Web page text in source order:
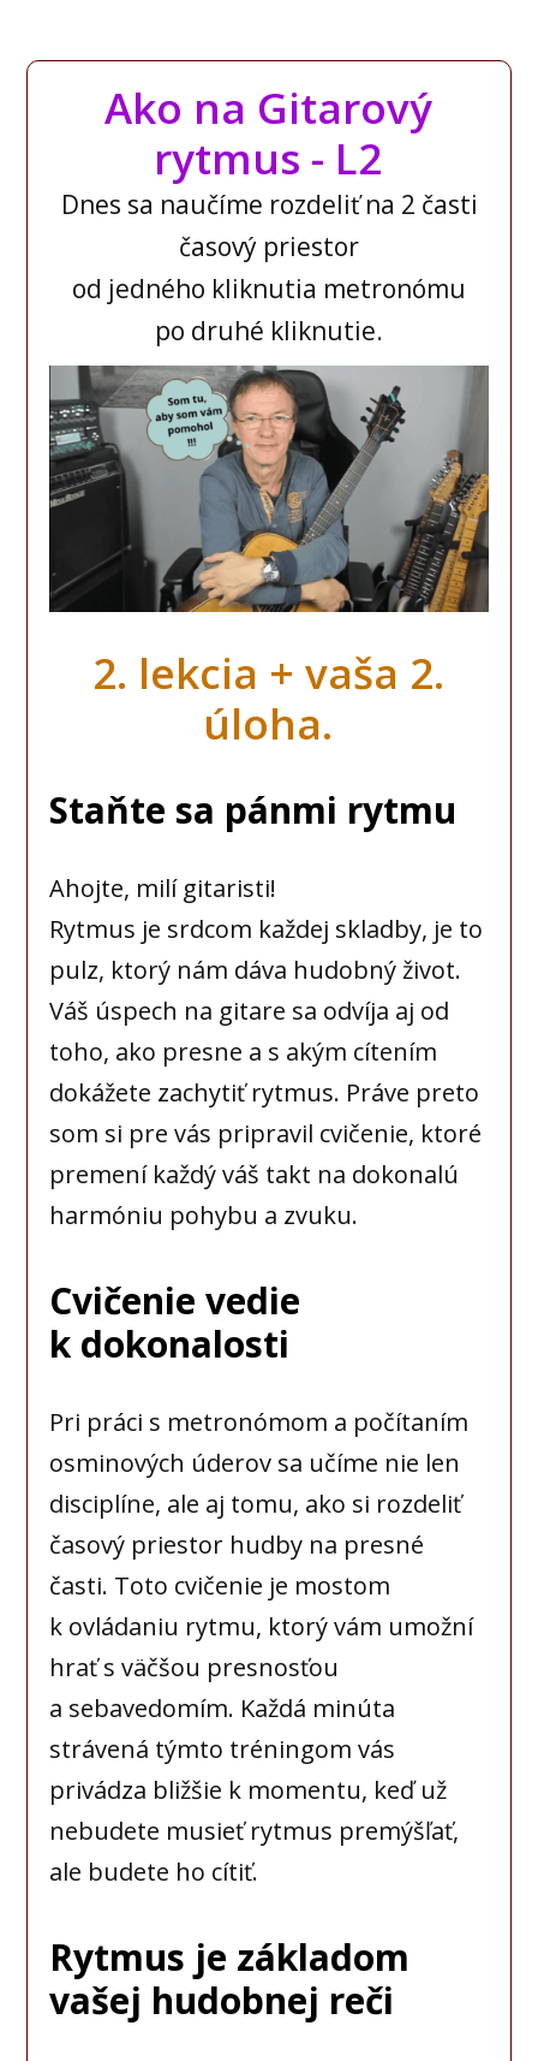
Ako na Gitarový
rytmus - L2
Dnes sa naučíme rozdeliť na 2 časti
časový priestor
od jedného kliknutia metronómu
po druhé kliknutie.
2. lekcia + vaša 2.
úloha.
Staňte sa pánmi rytmu
Ahojte, milí gitaristi!
Rytmus je srdcom každej skladby, je to
pulz, ktorý nám dáva hudobný život.
Váš úspech na gitare sa odvíja aj od
toho, ako presne a s akým cítením
dokážete zachytiť rytmus. Práve preto
som si pre vás pripravil cvičenie, ktoré
premení každý váš takt na dokonalú
harmóniu pohybu a zvuku.
Cvičenie vedie
k dokonalosti
Pri práci s metronómom a počítaním
osminových úderov sa učíme nie len
disciplíne, ale aj tomu, ako si rozdeliť
časový priestor hudby na presné
časti. Toto cvičenie je mostom
k ovládaniu rytmu, ktorý vám umožní
hrať s väčšou presnosťou
a sebavedomím. Každá minúta
strávená týmto tréningom vás
privádza bližšie k momentu, keď už
nebudete musieť rytmus premýšľať,
ale budete ho cítiť.
Rytmus je základom
vašej hudobnej reči